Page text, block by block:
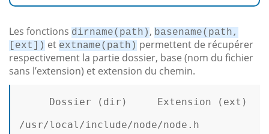
Les fonctions dirname(path) , basename(path,
[ext]) et extname(path) permettent de récupérer
respectivement la partie dossier, base (nom du fichier
sans l’extension) et extension du chemin.
Dossier (dir)     Extension (ext)
/usr/local/include/node/node.h